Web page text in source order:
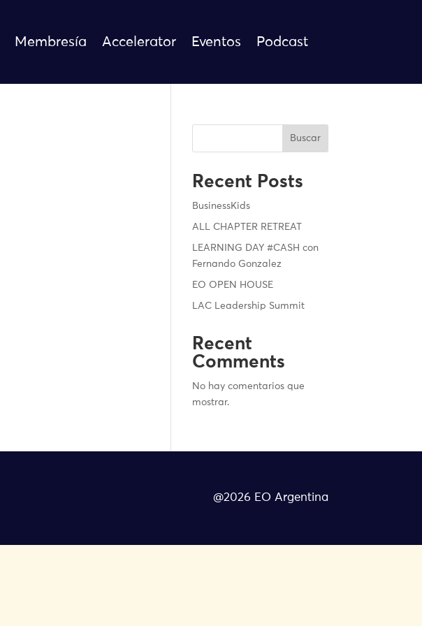
Membresía Accelerator Eventos Podcast
Buscar
Recent Posts
BusinessKids
ALL CHAPTER RETREAT
LEARNING DAY #CASH con
Fernando Gonzalez
EO OPEN HOUSE
LAC Leadership Summit
Recent
Comments
No hay comentarios que
mostrar.
@2026 EO Argentina